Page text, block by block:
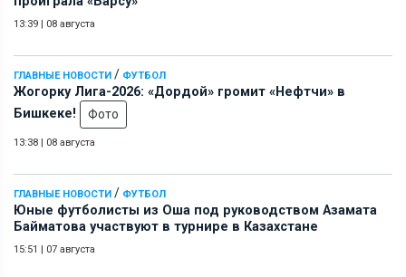
13:39 | 08 августа
ГЛАВНЫЕ НОВОСТИ / ФУТБОЛ
Жогорку Лига-2026: «Дордой» громит «Нефтчи» в
Бишкеке!
Фото
13:38 | 08 августа
ГЛАВНЫЕ НОВОСТИ / ФУТБОЛ
Юные футболисты из Оша под руководством Азамата
Байматова участвуют в турнире в Казахстане
15:51 | 07 августа